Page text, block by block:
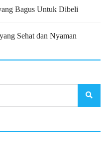
Bagus Untuk Dibeli
Sehat dan Nyaman